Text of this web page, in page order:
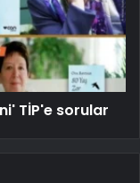
TİP'e sorular